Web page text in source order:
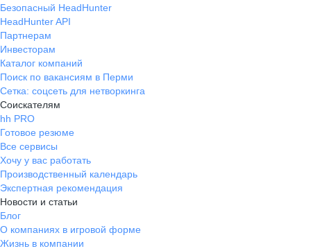
Безопасный HeadHunter
HeadHunter API
Партнерам
Инвесторам
Каталог компаний
Поиск по вакансиям в Перми
Сетка: соцсеть для нетворкинга
Соискателям
hh PRO
Готовое резюме
Все сервисы
Хочу у вас работать
Производственный календарь
Экспертная рекомендация
Новости и статьи
Блог
О компаниях в игровой форме
Жизнь в компании